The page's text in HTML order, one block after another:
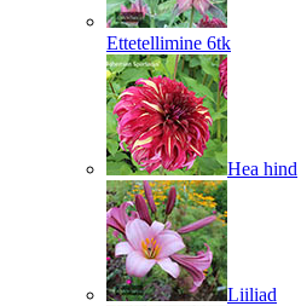
Ettetellimine 6tk
Hea hind
Liiliad